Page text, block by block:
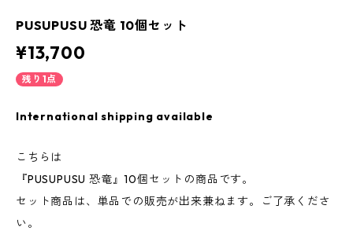
PUSUPUSU 恐竜 10個セット
¥13,700
残り1点
International shipping available
こちらは
『PUSUPUSU 恐竜』10個セットの商品です。
セット商品は、単品での販売が出来兼ねます。ご了承くださ
い。